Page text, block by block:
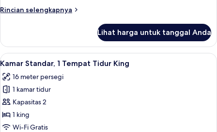
Tidur
Rincian selengkapnya
Rincian
Kamar
Standar,
1
Tidur
Queen
Lihat harga untuk tanggal Anda
Lihat
semua
foto
untuk
Kamar
Standar,
1
Kamar Standar, 1 Tempat Tidur
4
Kamar Standar, 1 Tempat Tidur King
16 meter persegi
1 kamar tidur
Kapasitas 2
1 king
Wi-Fi Gratis